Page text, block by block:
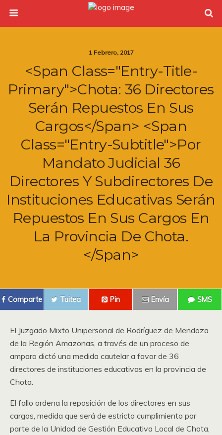
1 Febrero, 2017
<span Class="entry-Title-
Primary">Chota: 36 Directores
Serán Repuestos En Sus
Cargos</span> <span
Class="entry-Subtitle">Por
Mandato Judicial 36
Directores Y Subdirectores De
Instituciones Educativas Serán
Repuestos En Sus Cargos En
La Provincia De Chota.
</span>
Comparte Tuitea Pin Envía SMS
El Juzgado Mixto Unipersonal de Rodríguez de Mendoza
de la Región Amazonas, a través de un proceso de
amparo dictó una medida cautelar a favor de 36
directores de instituciones educativas en la provincia de
Chota.
El fallo ordena la reposición de los directores en sus
cargos, medida que será de estricto cumplimiento por
parte de la Unidad de Gestión Educativa Local de Chota,